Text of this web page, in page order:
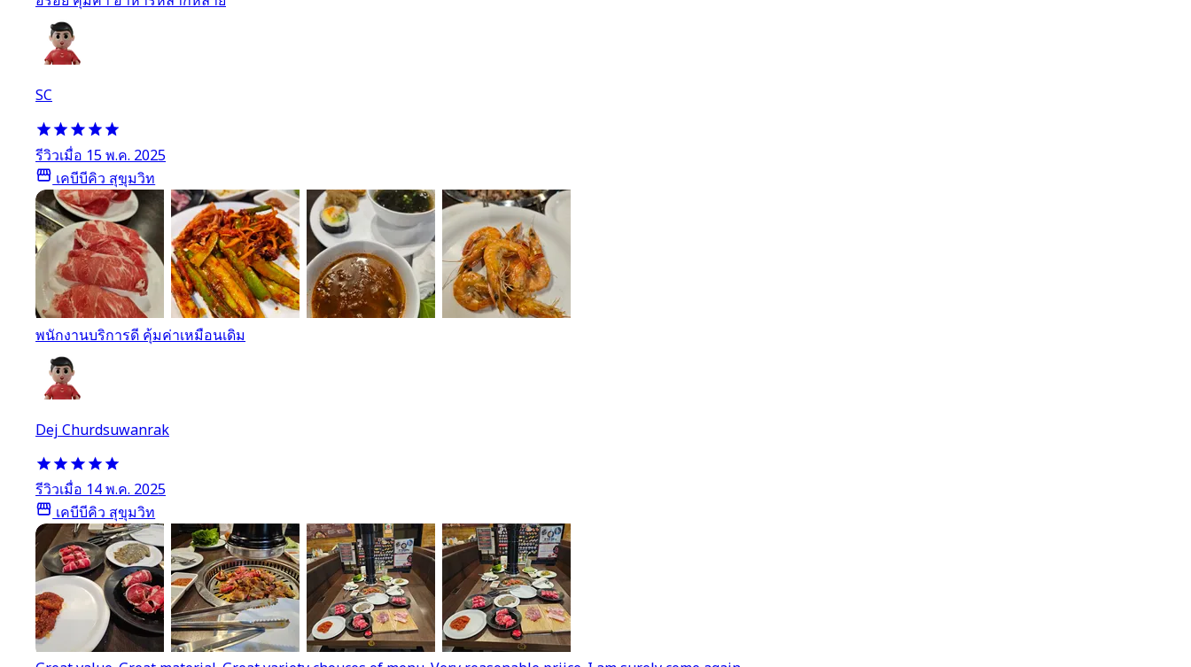
SC
รีวิวเมื่อ 15 พ.ค. 2025
เคบีบีคิว สุขุมวิท
พนักงานบริการดี คุ้มค่าเหมือนเดิม
Dej Churdsuwanrak
รีวิวเมื่อ 14 พ.ค. 2025
เคบีบีคิว สุขุมวิท